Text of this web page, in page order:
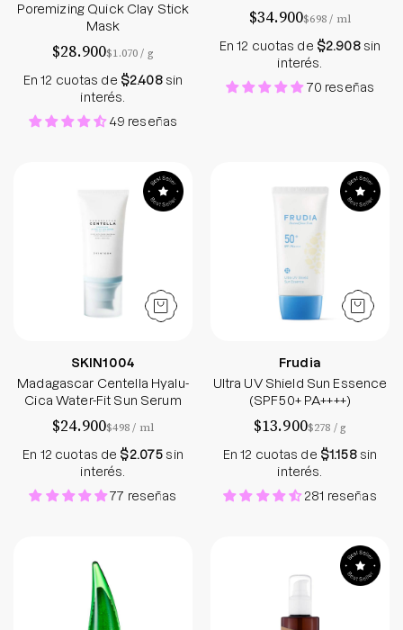
Poremizing Quick Clay Stick
Mask
$28.900$1.070/ por
g
En 12 cuotas de $2.408sin
interés.
49 reseñas
$34.900$698/ por
ml
En 12 cuotas de $2.908sin
interés.
70 reseñas
Madagascar Centella Hyalu-Cica Water-Fit Sun
SKIN1004
Madagascar Centella Hyalu-
Cica Water-Fit Sun Serum
$24.900$498/ por
ml
En 12 cuotas de $2.075sin
interés.
77 reseñas
Ultra UV Shield
Frudia
Ultra UV Shield Sun Essence
(SPF50+ PA++++)
$13.900$278 / por
g
En 12 cuotas de $1.158sin
interés.
281 reseñas
Aloe 99% Soothing Gel - Holika Holika - Soko Box
Green Tea